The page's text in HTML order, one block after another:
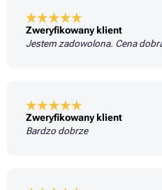
Zweryfikowany klient
Jestem zadowolona. Cena
Zweryfikowany klient
Bardzo dobrze